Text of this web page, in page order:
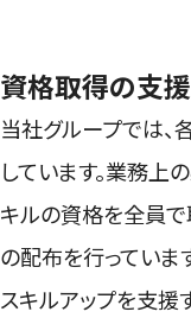
資格取得の支援
当社グループでは
しています。業務上
キルの資格を全員
の配布を行っていま
スキルアップを支援